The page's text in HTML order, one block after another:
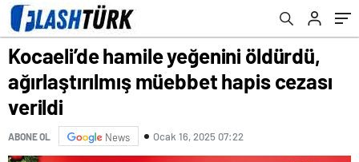
Kocaeli’de hamile yeğenini öldürdü,
ağırlaştırılmış müebbet hapis cezası
verildi
ABONE OL News Ocak 16, 2025 07:22